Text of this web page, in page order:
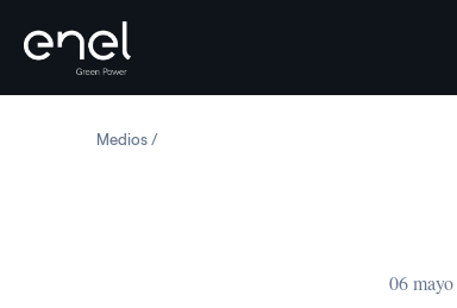
MediosENEL GREEN POWER: THE NEW BOARD OF
06